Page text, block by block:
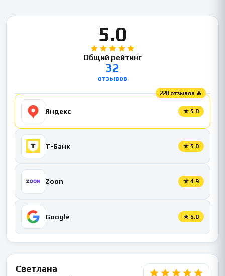
5.0
Общий рейтинг
32
отзывов
228 отзывов 🔥
Яндекс ★ 5.0
Т-Банк ★ 5.0
Zoon ★ 4.9
Google ★ 5.0
Светлана